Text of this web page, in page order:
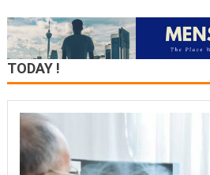
TODAY !